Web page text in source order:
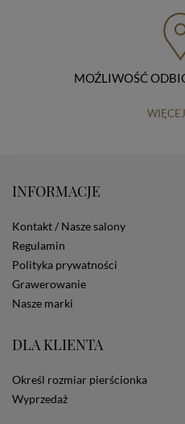
organu nadzorczego
Osobowych, ul. Stawki 2,
prawo do cofnięcia zgody
osobowych (masz prawo
przetwarzanie danych w
przetwarzania, którego
zgody przed jej cofnięciem).
nie podasz danych, nie
zawartości naszej strony
Zautomatyzowane
Na stronie Sklepu są
Stosowane są one w celach
wygody wszystkich
przy korzystaniu ze Sklepu
preferencji i ustawień na
anonimowych danych dla
portale społecznościowe,
dotyczących cookies
zamieszczane w urządzeniu
użytkownika. Jeżeli
MOŹLIWOŚĆ
WIĘCEJ
INFORMACJE
Kontakt / Nasze salony
Regulamin
Polityka prywatności
Grawerowanie
Nasze marki
DLA KLIENTA
Określ rozmiar pierścionka
Wyprzedaż